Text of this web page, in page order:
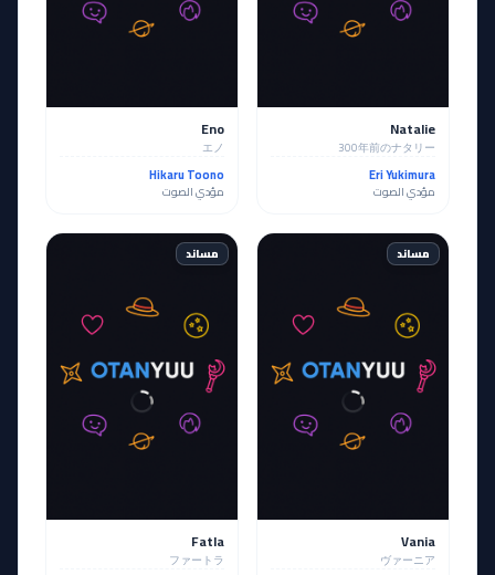
Natalie
300年前のナタリー
Eri Yukimura
مؤدي الصوت
Eno
エノ
Hikaru Toono
مؤدي الصوت
مساند
Vania
ヴァーニア
مساند
Fatla
ファートラ